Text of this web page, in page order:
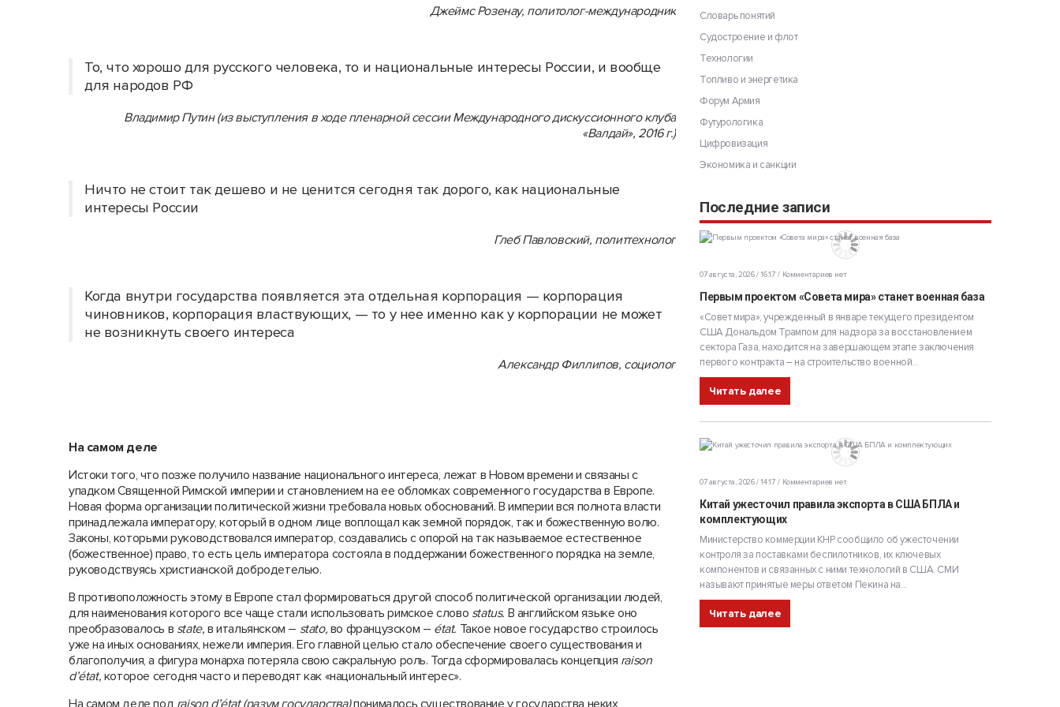
Джеймс Розенау, политолог-международник
То, что хорошо для русского человека, то и национальные интересы России, и вообще
для народов РФ
Владимир Путин (из выступления в ходе пленарной сессии Международного дискуссионного клуба
«Валдай», 2016 г.)
Ничто не стоит так дешево и не ценится сегодня так дорого, как национальные
интересы России
Глеб Павловский, политтехнолог
Когда внутри государства появляется эта отдельная корпорация — корпорация
чиновников, корпорация властвующих, — то у нее именно как у корпорации не может
не возникнуть своего интереса
Александр Филлипов, социолог
На самом деле
Истоки того, что позже получило название национального интереса, лежат в Новом времени и связаны с
упадком Священной Римской империи и становлением на ее обломках современного государства в Европе.
Новая форма организации политической жизни требовала новых обоснований. В империи вся полнота власти
принадлежала императору, который в одном лице воплощал как земной порядок, так и божественную волю.
Законы, которыми руководствовался император, создавались с опорой на так называемое естественное
(божественное) право, то есть цель императора состояла в поддержании божественного порядка на земле,
руководствуясь христианской добродетелью.
В противоположность этому в Европе стал формироваться другой способ политической организации людей,
для наименования которого все чаще стали использовать римское слово status. В английском языке оно
преобразовалось в state,в итальянском – stato, во французском – état. Такое новое государство строилось
уже на иных основаниях, нежели империя. Его главной целью стало обеспечение своего существования и
благополучия, а фигура монарха потеряла свою сакральную роль. Тогда сформировалась концепция raison
d’état, которое сегодня часто и переводят как «национальный интерес».
На самом деле под raison d’état(разум государства)понималось существование у государства неких
Словарь понятий
Судостроение и флот
Технологии
Топливо и энергетика
Форум Армия
Футурологика
Цифровизация
Экономика и санкции
Последние записи
07 августа, 2026 / 16:17 Комментариев нет
Первым проектом «Совета мира» станет военная база
«Совет мира», учрежденный в январе текущего президентом
США Дональдом Трампом для надзора за восстановлением
сектора Газа, находится на завершающем этапе заключения
первого контракта – на строительство военной...
Читать далее
07 августа, 2026 / 14:17 Комментариев нет
Китай ужесточил правила экспорта в США БПЛА и
комплектующих
Министерство коммерции КНР сообщило об ужесточении
контроля за поставками беспилотников, их ключевых
компонентов и связанных с ними технологий в США. СМИ
называют принятые меры ответом Пекина на...
Читать далее